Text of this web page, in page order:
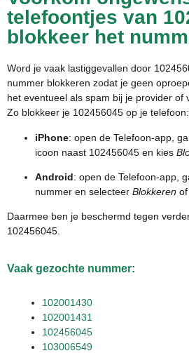
telefoontjes van
blokkeer het
Word je vaak lastiggevallen door
nummer blokkeren zodat je geen
het eventueel als spam bij je provider of
Zo blokkeer je 102456045 op je telefoon:
iPhone: open de Telefoon-app,
icoon naast 102456045 en kies
Android: open de Telefoon-app,
nummer en selecteer Blokkeren of
Daarmee ben je beschermd tegen
102456045.
Vaak gezochte nummer:
102001430
102001431
102456045
103006549